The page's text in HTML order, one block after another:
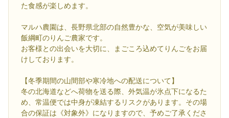
た食感が楽しめます。
マルハ農園は、長野県北部の自然豊かな、空気が美味しい
飯綱町のりんご農家です。
お客様との出会いを大切に、まごころ込めてりんごをお届
けしております。
【冬季期間の山間部や寒冷地への配送について】
冬の北海道などへ荷物を送る際、外気温が氷点下になるた
め、常温便では中身が凍結するリスクがあります。その場
合の保証は《対象外》になりますので、予めご了承くださ